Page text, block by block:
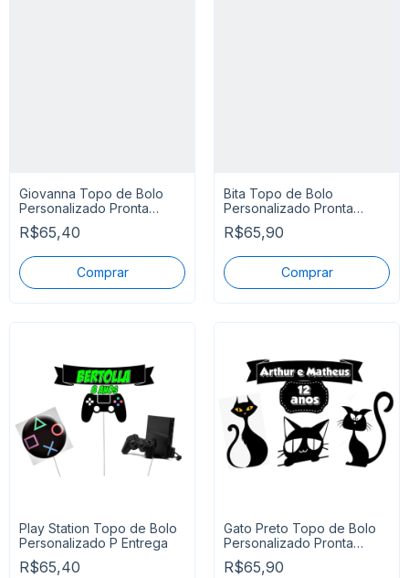
Giovanna Topo de Bolo
Personalizado Pronta
Entrega
R$65,40
Bita Topo de Bolo
Personalizado Pronta
Entrega
R$65,90
Play Station Topo de Bolo
Personalizado P Entrega
R$65,40
Gato Preto Topo de Bolo
Personalizado Pronta
Entrega
R$65,90